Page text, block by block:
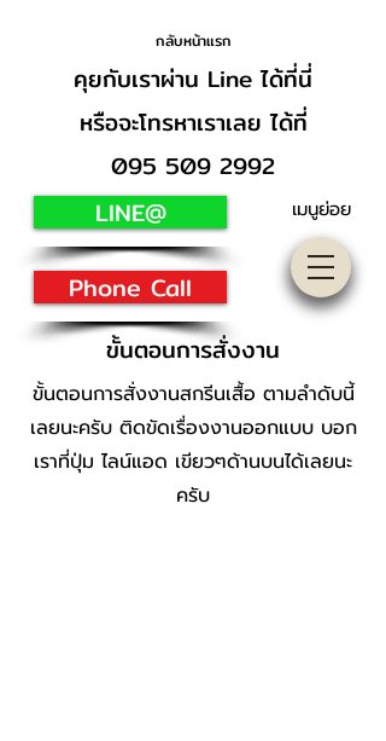
กลับหน้าแรก
LINE@
คุยกับเราผ่าน Line ได้ที่นี่
หรือจะโทรหาเราเลย ได้ที่
095 509 2992
Phone Call
เมนูย่อย
ขั้นตอนการสั่งงาน
ขั้นตอนการสั่งงานสกรีนเสื้อ ตามลำดับนี้
เลยนะครับ ติดขัดเรื่องงานออกแบบ บอก
เราที่ปุ่ม ไลน์แอด เขียวๆด้านบนได้เลยนะ
ครับ